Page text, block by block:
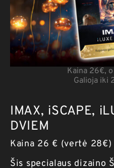
IMAX, iSCAPE,
DVIEM
Kaina 26 € (vertė 28€)
Šis specialaus dizaino
Kaina 26€,
Galioja iki